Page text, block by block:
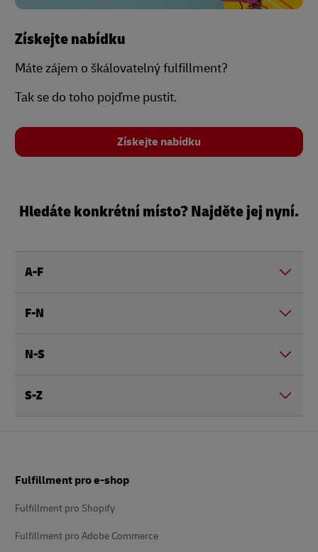
Získejte nabídku
Máte zájem o škálovatelný fulfillment?
Tak se do toho pojďme pustit.
Získejte nabídku
Hledáte konkrétní místo? Najděte jej nyní.
A-F
F-N
N-S
S-Z
Fulfillment pro e-shop
Fulfillment pro Shopify
Fulfillment pro Adobe Commerce